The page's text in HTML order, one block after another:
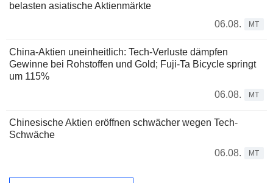
belasten asiatische Aktienmärkte
06.08.
MT
China-Aktien uneinheitlich: Tech-Verluste dämpfen
Gewinne bei Rohstoffen und Gold; Fuji-Ta Bicycle springt
um 115%
06.08.
MT
Chinesische Aktien eröffnen schwächer wegen Tech-
Schwäche
06.08.
MT